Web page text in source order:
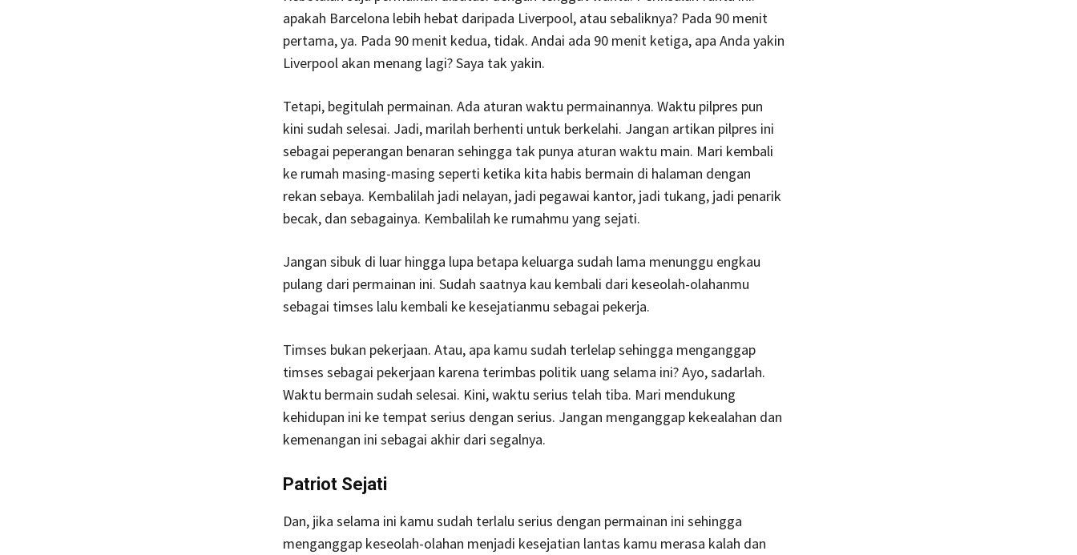
apakah Barcelona lebih hebat daripada Liverpool, atau sebaliknya? Pada 90 menit
pertama, ya. Pada 90 menit kedua, tidak. Andai ada 90 menit ketiga, apa Anda yakin
Liverpool akan menang lagi? Saya tak yakin.
Tetapi, begitulah permainan. Ada aturan waktu permainannya. Waktu pilpres pun
kini sudah selesai. Jadi, marilah berhenti untuk berkelahi. Jangan artikan pilpres ini
sebagai peperangan benaran sehingga tak punya aturan waktu main. Mari kembali
ke rumah masing-masing seperti ketika kita habis bermain di halaman dengan
rekan sebaya. Kembalilah jadi nelayan, jadi pegawai kantor, jadi tukang, jadi penarik
becak, dan sebagainya. Kembalilah ke rumahmu yang sejati.
Jangan sibuk di luar hingga lupa betapa keluarga sudah lama menunggu engkau
pulang dari permainan ini. Sudah saatnya kau kembali dari keseolah-olahanmu
sebagai timses lalu kembali ke kesejatianmu sebagai pekerja.
Timses bukan pekerjaan. Atau, apa kamu sudah terlelap sehingga menganggap
timses sebagai pekerjaan karena terimbas politik uang selama ini? Ayo, sadarlah.
Waktu bermain sudah selesai. Kini, waktu serius telah tiba. Mari mendukung
kehidupan ini ke tempat serius dengan serius. Jangan menganggap kekealahan dan
kemenangan ini sebagai akhir dari segalnya.
Patriot Sejati
Dan, jika selama ini kamu sudah terlalu serius dengan permainan ini sehingga
menganggap keseolah-olahan menjadi kesejatian lantas kamu merasa kalah dan